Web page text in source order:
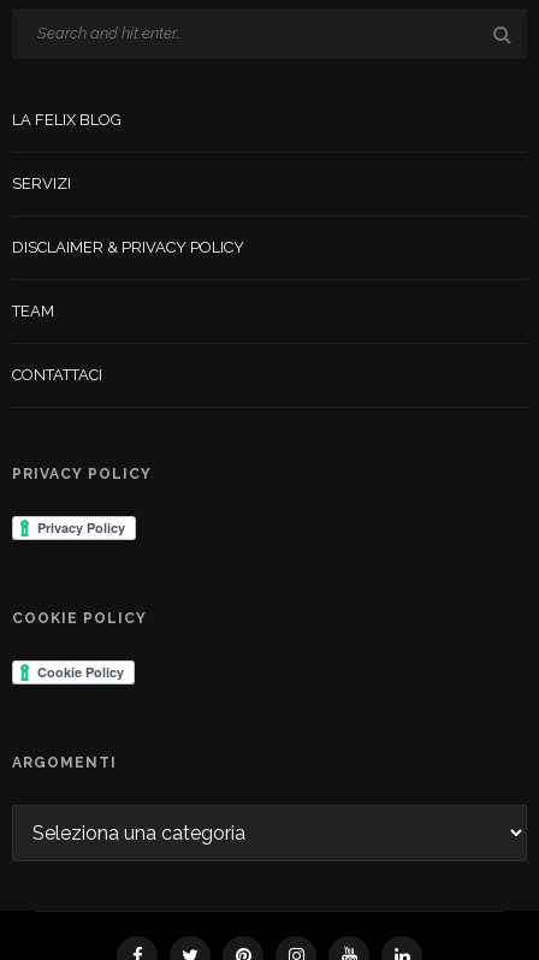
LA FELIX BLOG
SERVIZI
DISCLAIMER & PRIVACY POLICY
TEAM
CONTATTACI
PRIVACY POLICY
COOKIE POLICY
ARGOMENTI